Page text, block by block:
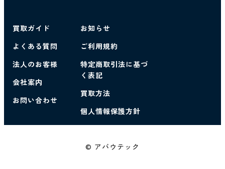
買取ガイド
よくある質問
法人のお客様
会社案内
お問い合わせ
お知らせ
ご利用規約
特定商取引法に基づ
く表記
買取方法
個人情報保護方針
© アバウテック